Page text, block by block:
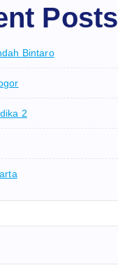
Posts
Bintaro
2